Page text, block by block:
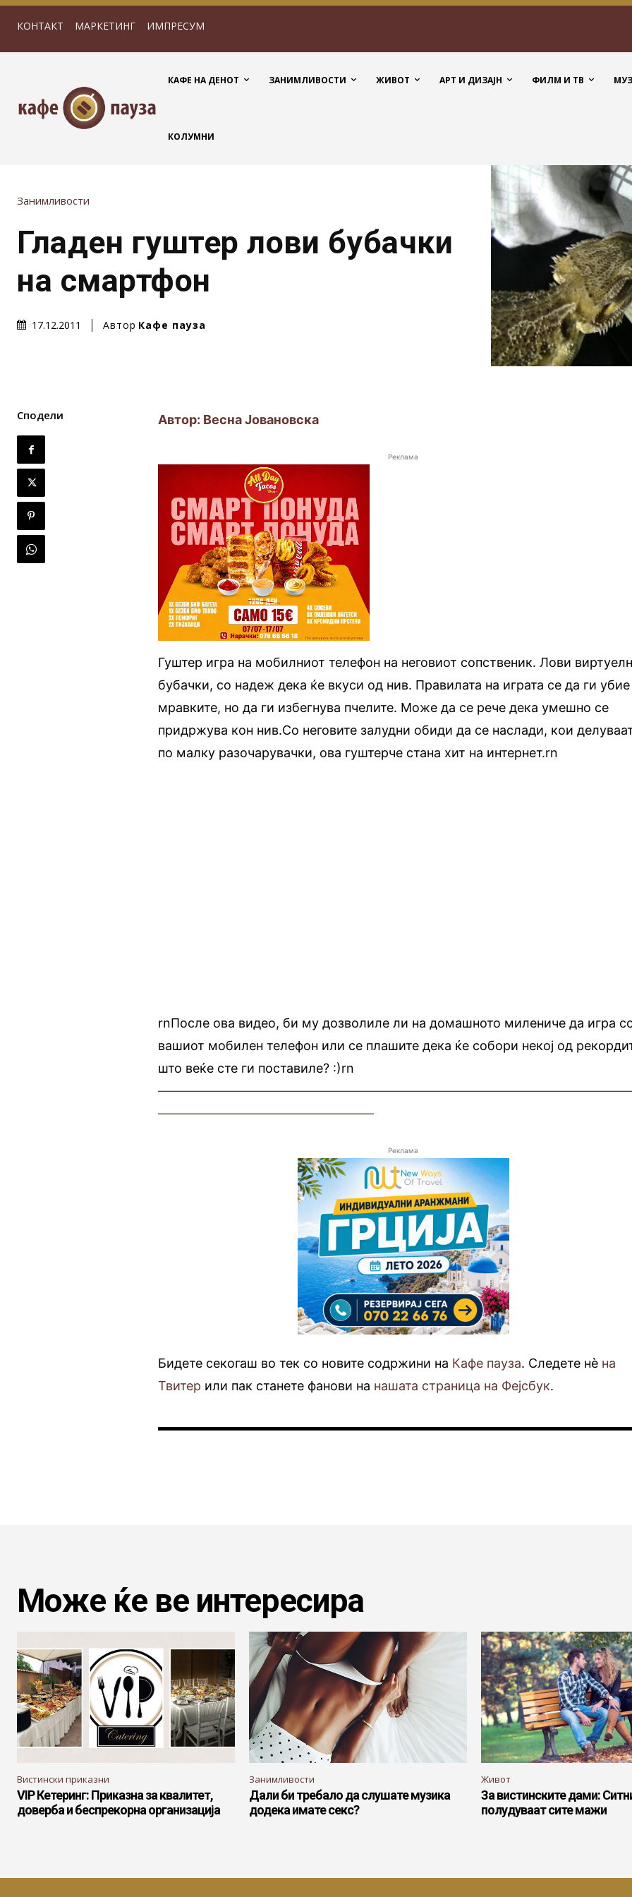
КОНТАКТ МАРКЕТИНГ ИМПРЕСУМ
КАФЕ НА ДЕНОТ ЗАНИМЛИВОСТИ ЖИВОТ АРТ И ДИЗАЈН ФИЛМ И ТВ
КОЛУМНИ
Занимливости
Гладен гуштер лови бубачки
на смартфон
17.12.2011 Автор Кафе пауза
Сподели Автор: Весна Јовановска
Реклама
Гуштер игра на мобилниот телефон на неговиот сопственик. Лови
бубачки, со надеж дека ќе вкуси од нив. Правилата на играта се да ги убие
мравките, но да ги избегнува пчелите. Може да се рече дека умешно се
придржува кон нив.Со неговите залудни обиди да се наслади, кои
по малку разочарувачки, ова гуштерче стана хит на интернет.rn
rnПосле ова видео, би му дозволиле ли на домашното милениче да игра
вашиот мобилен телефон или се плашите дека ќе собори некој од
што веќе сте ги поставиле? :)rn
—————————————————
Реклама
Бидете секогаш во тек со новите содржини на Кафе пауза. Следете нè на
Твитер или пак станете фанови на нашата страница на Фејсбук.
Може ќе ве интересира
Вистински приказни
VIP Кетеринг: Приказна за квалитет,
доверба и беспрекорна организација
Занимливости
Дали би требало да слушате музика
додека имате секс?
Живот
За вистинските дами:
полудуваат сите мажи